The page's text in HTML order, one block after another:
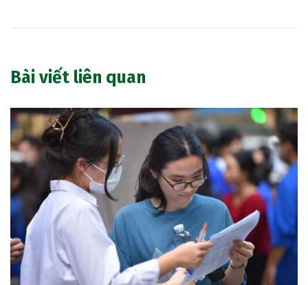
Bài viết liên quan